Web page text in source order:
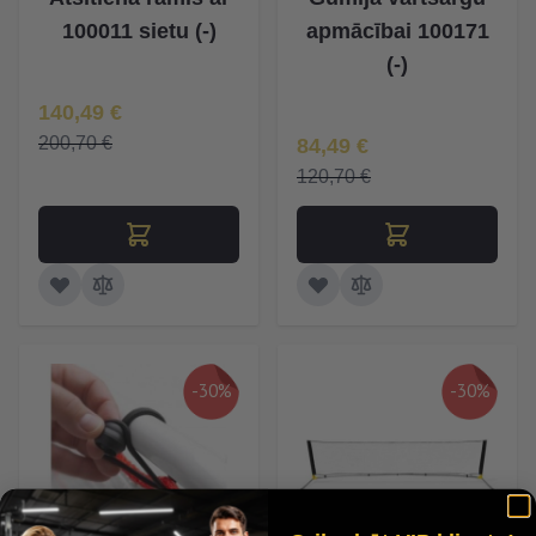
100011 sietu (-)
Īpaša Cena
140,49 €
200,70 €
apmācībai 100171
(-)
Īpaša Cena
84,49 €
120,70 €
-30% -30%